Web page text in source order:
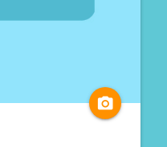
camera_alt